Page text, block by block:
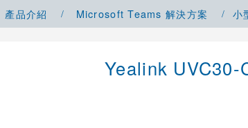
產品介紹 Microsoft Teams 解決方案 小
Yealink UVC30-